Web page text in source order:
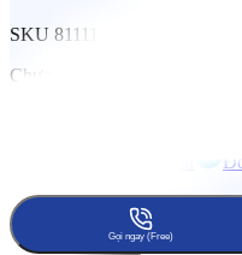
SKU 811112587
Chưa có đánh giá
Gọi ngay (Free)